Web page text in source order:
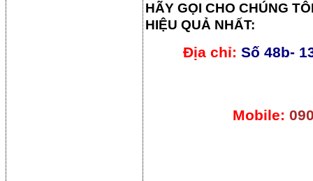
HÃY GỌI CHO CHÚNG
HIỆU QUẢ NHẤT:
Địa chỉ: Số 48b-
Mobile: